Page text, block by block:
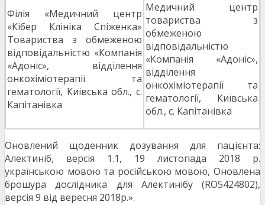
Філія «Медичний центр
«Кібер Клініка Спіженка»
Товариства з обмеженою
відповідальністю «Компанія
«Адоніс», відділення
онкохіміотерапії та
гематології, Київська обл., с.
Капітанівка
Медичний центр
товариства з
обмеженою
відповідальністю
«Компанія «Адоніс»,
відділення
онкохіміотерапії та
гематології, Київська
обл., с. Капітанівка
Оновлений щоденник дозування для пацієнта:
Алектиніб, версія 1.1, 19 листопада 2018 р.
українською мовою та російською мовою, Оновлена
брошура дослідника для Алектинібу (RO5424802),
версія 9 від вересня 2018р.».